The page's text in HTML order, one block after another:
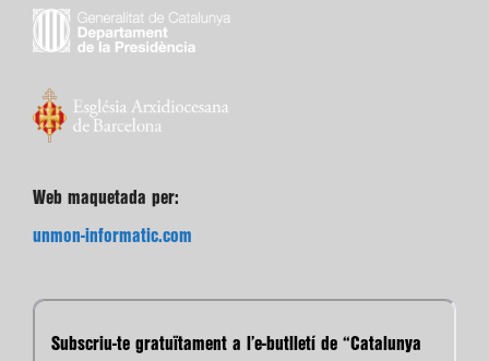
Web maquetada per:
unmon-informatic.com
Subscriu-te gratuïtament a l’e-butlletí de “Catalunya